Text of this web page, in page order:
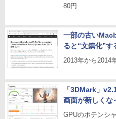
80円
一部の古い
ると“文鎮化”
2013年から2014
「3DMark」
画面が新しくな
GPUのポテンシ